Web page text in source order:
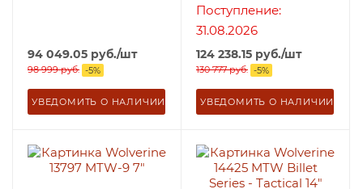
94 049.05 руб./шт
98 999руб. -5%
УВЕДОМИТЬ О НАЛИЧИИ
Поступление:
31.08.2026
124 238.15 руб./шт
130 777руб. -5%
УВЕДОМИТЬ О НАЛИЧИИ